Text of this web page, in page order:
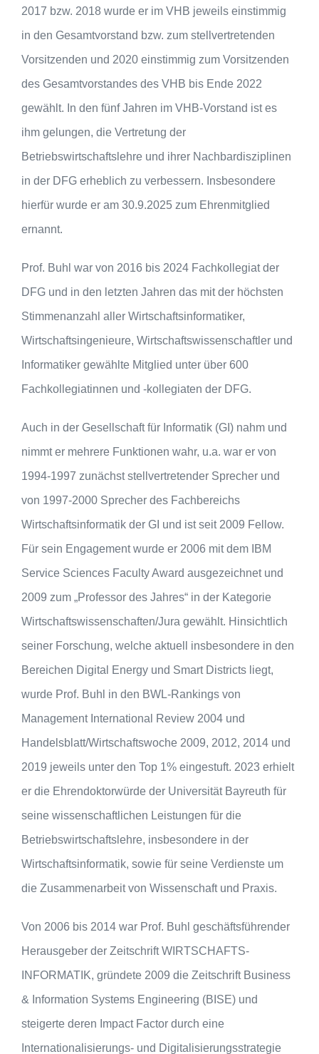
2017 bzw. 2018 wurde er im VHB jeweils einstimmig
in den Gesamtvorstand bzw. zum stellvertretenden
Vorsitzenden und 2020 einstimmig zum Vorsitzenden
des Gesamtvorstandes des VHB bis Ende 2022
gewählt. In den fünf Jahren im VHB-Vorstand ist es
ihm gelungen, die Vertretung der
Betriebswirtschaftslehre und ihrer Nachbardisziplinen
in der DFG erheblich zu verbessern. Insbesondere
hierfür wurde er am 30.9.2025 zum Ehrenmitglied
ernannt.
Prof. Buhl war von 2016 bis 2024 Fachkollegiat der
DFG und in den letzten Jahren das mit der höchsten
Stimmenanzahl aller Wirtschaftsinformatiker,
Wirtschafts­ingenieure, Wirtschaftswissenschaftler und
Informatiker gewählte Mitglied unter über 600
Fachkollegiatinnen und -kollegiaten der DFG.
Auch in der Gesellschaft für Informatik (GI) nahm und
nimmt er mehrere Funktionen wahr, u.a. war er von
1994-1997 zunächst stellvertretender Sprecher und
von 1997-2000 Sprecher des Fachbereichs
Wirtschaftsinformatik der GI und ist seit 2009 Fellow.
Für sein Engagement wurde er 2006 mit dem IBM
Service Sciences Faculty Award ausgezeichnet und
2009 zum „Professor des Jahres“ in der Kategorie
Wirtschaftswissenschaften/Jura gewählt. Hinsichtlich
seiner Forschung, welche aktuell insbesondere in den
Bereichen Digital Energy und Smart Districts liegt,
wurde Prof. Buhl in den BWL-Rankings von
Management International Review 2004 und
Handelsblatt/Wirtschaftswoche 2009, 2012, 2014 und
2019 jeweils unter den Top 1% eingestuft. 2023 erhielt
er die Ehrendoktorwürde der Universität Bayreuth für
seine wissenschaftlichen Leistungen für die
Betriebswirtschaftslehre, insbesondere in der
Wirtschaftsinformatik, sowie für seine Verdienste um
die Zusammenarbeit von Wissenschaft und Praxis.
Von 2006 bis 2014 war Prof. Buhl geschäftsführender
Herausgeber der Zeitschrift WIRT­SCHAFTS­
INFORMATIK, gründete 2009 die Zeitschrift Business
& Information Systems Engineering (BISE) und
steigerte deren Impact Factor durch eine
Internationalisierungs- und Digitali­sierungs­strategie